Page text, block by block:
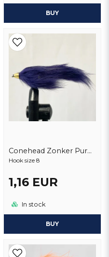
BUY
Conehead Zonker Purple
Hook size 8
1,16 EUR
In stock
BUY